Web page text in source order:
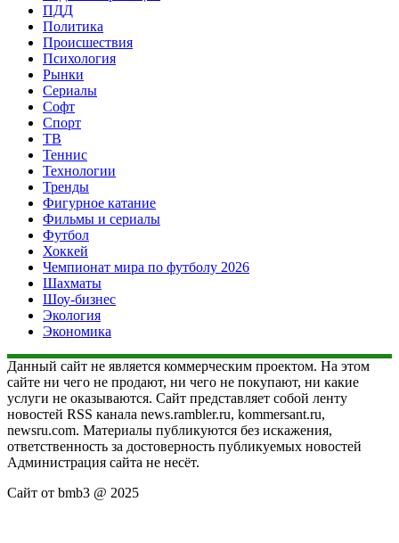
ПДД
Политика
Происшествия
Психология
Рынки
Сериалы
Софт
Спорт
ТВ
Теннис
Технологии
Тренды
Фигурное катание
Фильмы и сериалы
Футбол
Хоккей
Чемпионат мира по футболу 2026
Шахматы
Шоу-бизнес
Экология
Экономика
Данный сайт не является коммерческим проектом. На этом
сайте ни чего не продают, ни чего не покупают, ни какие
услуги не оказываются. Сайт представляет собой ленту
новостей RSS канала news.rambler.ru, kommersant.ru,
newsru.com. Материалы публикуются без искажения,
ответственность за достоверность публикуемых новостей
Администрация сайта не несёт.
Сайт от bmb3 @ 2025